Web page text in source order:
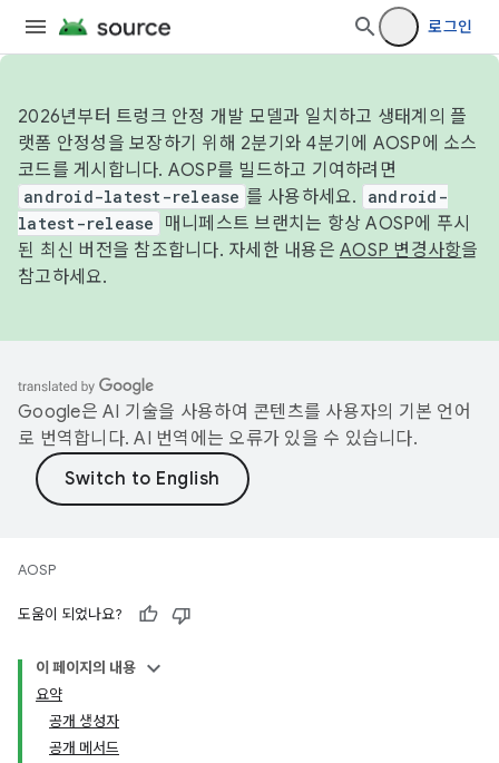
로그인
2026년부터 트렁크 안정 개발 모델과 일치하고 생태계의 플
랫폼 안정성을 보장하기 위해 2분기와 4분기에 AOSP에 소스
코드를 게시합니다. AOSP를 빌드하고 기여하려면
android-latest-release 를 사용하세요.
android-
latest-release
매니페스트 브랜치는 항상 AOSP에 푸시
된 최신 버전을 참조합니다. 자세한 내용은 AOSP 변경사항을
참고하세요.
Google은 AI 기술을 사용하여 콘텐츠를 사용자의 기본 언어
로 번역합니다. AI 번역에는 오류가 있을 수 있습니다.
AOSP
도움이 되었나요?
이 페이지의 내용
요약
공개 생성자
공개 메서드